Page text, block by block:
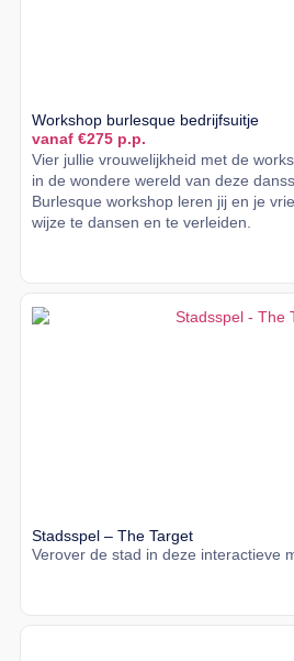
Workshop burlesque bedrijfsuitje
vanaf €275 p.p.
Vier jullie vrouwelijkheid met de
in de wondere wereld van deze
Burlesque workshop leren jij en je
wijze te dansen en te verleiden.
Stadsspel – The Target
Verover de stad in deze interactieve